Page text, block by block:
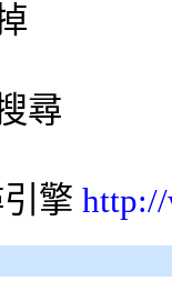
尋
擎